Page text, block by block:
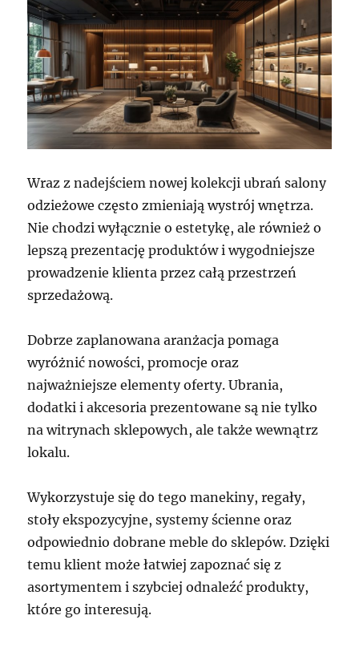
Wraz z nadejściem nowej kolekcji ubrań salony
odzieżowe często zmieniają wystrój wnętrza.
Nie chodzi wyłącznie o estetykę, ale również o
lepszą prezentację produktów i wygodniejsze
prowadzenie klienta przez całą przestrzeń
sprzedażową.
Dobrze zaplanowana aranżacja pomaga
wyróżnić nowości, promocje oraz
najważniejsze elementy oferty. Ubrania,
dodatki i akcesoria prezentowane są nie tylko
na witrynach sklepowych, ale także wewnątrz
lokalu.
Wykorzystuje się do tego manekiny, regały,
stoły ekspozycyjne, systemy ścienne oraz
odpowiednio dobrane meble do sklepów. Dzięki
temu klient może łatwiej zapoznać się z
asortymentem i szybciej odnaleźć produkty,
które go interesują.